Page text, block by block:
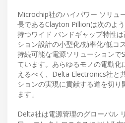
Microchip社のハイパワー ソリュ
長であるClayton Pillionは次のよ
持つワイド バンドギャップ特性
ション設計の小型化/効率化/低コ
持続可能な電源ソリューションで
ています。あらゆるモノの電動
えるべく、Delta Electronics社と
ションの実現に貢献する道を切り
ます」
Delta社は電源管理のグローバル